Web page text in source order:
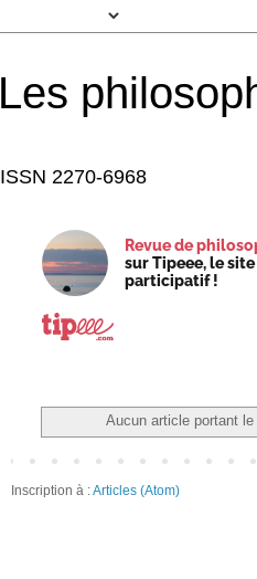
Les
ISSN 2270-6968
Revue de
sur Tipeee, le
participatif !
Aucun article portant le
Inscription à :Articles (Atom)